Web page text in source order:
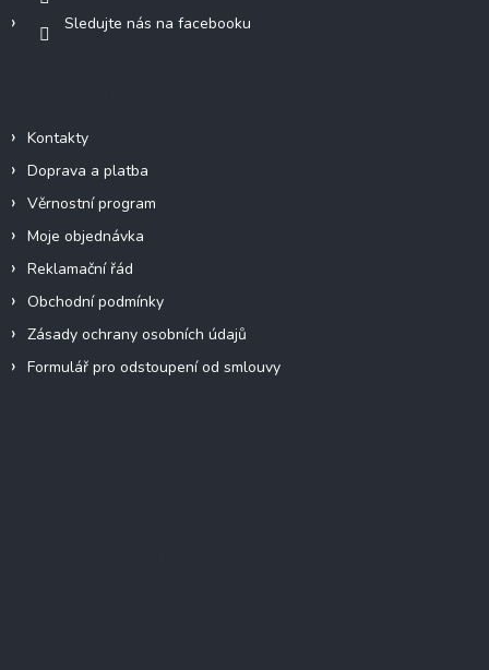
Sledujte nás na facebooku
Kontakty
Doprava a platba
Věrnostní program
Moje objednávka
Reklamační řád
Obchodní podmínky
Zásady ochrany osobních údajů
Formulář pro odstoupení od smlouvy